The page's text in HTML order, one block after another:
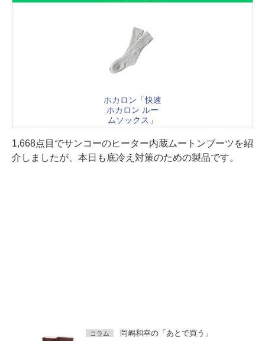
ホカロン「快速
ホカロン ルー
ムソックス」
1,668点目でサンコーのヒーター内蔵ムートンブーツを紹
介しましたが、本日も底冷え対策のための製品です。
コラム 岡嶋和幸の「あとで買う」